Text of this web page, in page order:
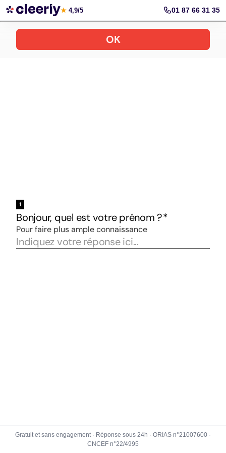
Votre simulation gratuite et personnalisée
★ 4,9/5 01 87 66 31 35
Gratuit et sans engagement · Réponse sous 24h · ORIAS n°21007600 ·
CNCEF n°22/4995